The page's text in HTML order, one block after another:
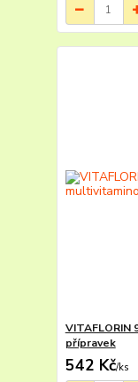
VITAFLORIN
přípravek
542 Kč/ks